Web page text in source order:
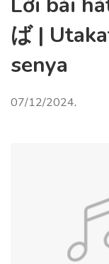
ば |
senya
07/12/2024.